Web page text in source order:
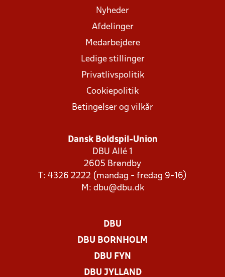
Nyheder
Afdelinger
Medarbejdere
Ledige stillinger
Privatlivspolitik
Cookiepolitik
Betingelser og vilkår
Dansk Boldspil-Union
DBU Allé 1
2605 Brøndby
T: 4326 2222 (mandag - fredag 9-16)
M: dbu@dbu.dk
DBU
DBU BORNHOLM
DBU FYN
DBU JYLLAND